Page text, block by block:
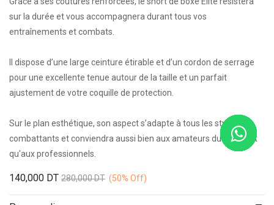
sur la durée et vous accompagnera durant tous vos
entraînements et combats.
Il dispose d’une large ceinture étirable et d’un cordon de serrage
pour une excellente tenue autour de la taille et un parfait
ajustement de votre coquille de protection.
Sur le plan esthétique, son aspect s’adapte à tous les styles des
combattants et conviendra aussi bien aux amateurs du noble art
qu'aux professionnels.
140,000 DT 280,000DT (50% Off)